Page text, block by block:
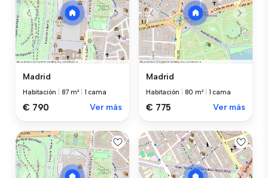
Madrid
Habitación 87 m² 1 cama
€ 790 Ver más
Madrid
Habitación 80 m² 1 cama
€ 775 Ver más